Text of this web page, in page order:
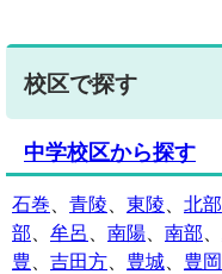
校区で探す
中学校区から探す
石巻 青陵 東陵 北部
部
牟呂 南陽 南部
豊
吉田方 豊城 豊岡